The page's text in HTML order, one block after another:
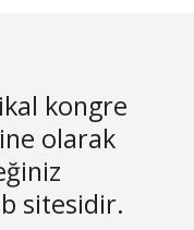
kongre
olarak
sitesidir.